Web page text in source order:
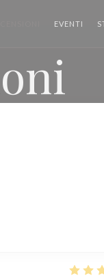
EVENTI